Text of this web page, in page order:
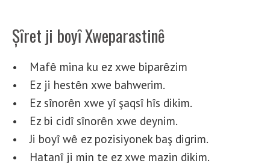
Șȋret ji boyȋ Xweparastinȇ
• Mafȇ mina ku ez xwe biparȇzim
• Ez ji hestȇn xwe bahwerim.
• Ez sȋnorȇn xwe yȋ şaqsȋ hȋs dikim.
• Ez bi cidȋ sȋnorȇn xwe deynim.
• Ji boyȋ wȇ ez pozisiyonek baş digrim.
• Hatanȋ ji min te ez xwe mazin dikim.